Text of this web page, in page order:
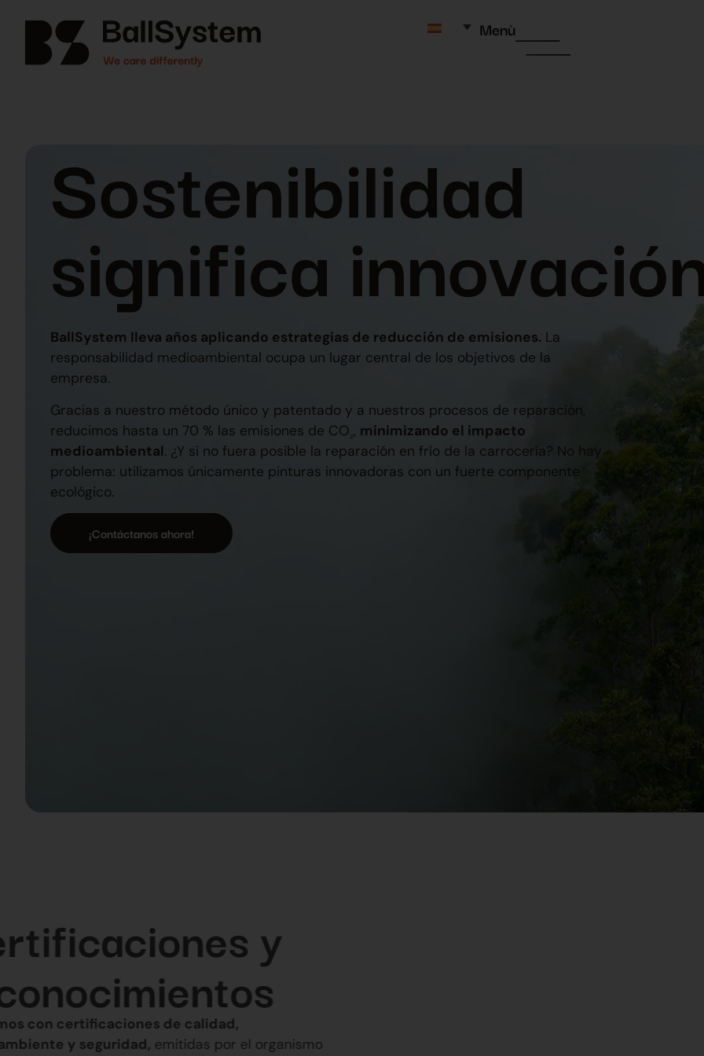
Menù
Sostenibilidad
significa
BallSystem lleva años aplicando estrategias de reducción de emisiones. La
responsabilidad medioambiental ocupa un lugar central de los objetivos de la
empresa.
Gracias a nuestro método único y patentado y a nuestros procesos de reparación,
reducimos hasta un 70 % las emisiones de CO₂, minimizando el impacto
medioambiental. ¿Y si no fuera posible la reparación en frío de la carrocería? No hay
problema: utilizamos únicamente pinturas innovadoras con un fuerte componente
ecológico.
¡Contáctanos ahora!
Certificaciones y
reconocimientos
Contamos con certificaciones de calidad,
medioambiente y seguridad,emitidas por el organismo